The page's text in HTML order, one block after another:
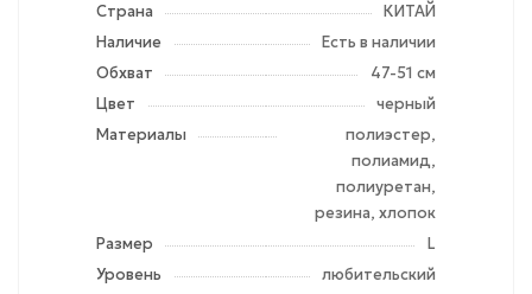
Страна
КИТАЙ
Наличие
Есть в наличии
Обхват
47-51 см
Цвет
черный
Материалы
полиэстер,
полиамид,
полиуретан,
резина, хлопок
Размер
L
Уровень
любительский